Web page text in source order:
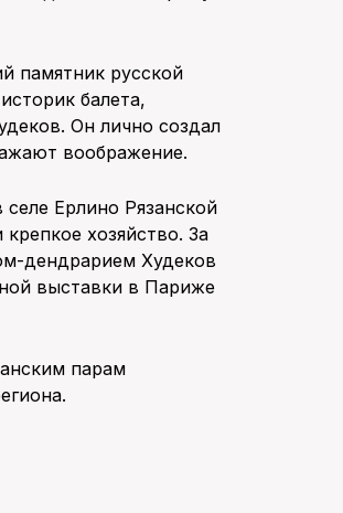
памятник русской
балета,
Он лично создал
воображение.
Ерлино Рязанской
хозяйство. За
дендрарием Худеков
выставки в Париже
парам